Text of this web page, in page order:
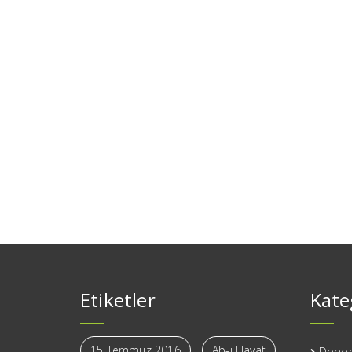
Etiketler